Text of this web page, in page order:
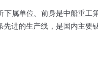
下属单位。前身是中船重工
先进的生产线，是国内主要